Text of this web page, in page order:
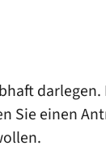
Sie einen